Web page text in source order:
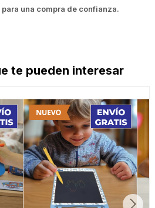
una compra de confianza.
te pueden interesar